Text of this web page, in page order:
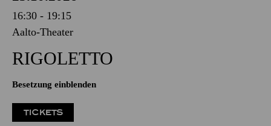
16:30 - 19:15
Aalto-Theater
RIGO­LETTO
Besetzung einblenden
TICKETS